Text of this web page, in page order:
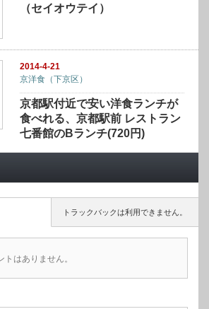
（セイオウテイ）
2014-4-21
京洋食（下京区）
京都駅付近で安い洋食ランチが
食べれる、京都駅前 レストラン
七番館のBランチ(720円)
トラックバックは利用できません。
はありません。